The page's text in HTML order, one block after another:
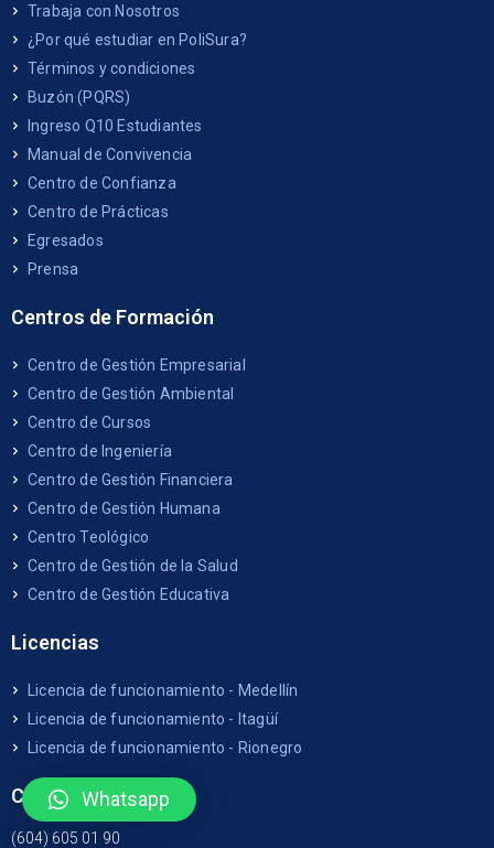
Trabaja con Nosotros
¿Por qué estudiar en PoliSura?
Términos y condiciones
Buzón (PQRS)
Ingreso Q10 Estudiantes
Manual de Convivencia
Centro de Confianza
Centro de Prácticas
Egresados
Prensa
Centros de Formación
Centro de Gestión Empresarial
Centro de Gestión Ambiental
Centro de Cursos
Centro de Ingeniería
Centro de Gestión Financiera
Centro de Gestión Humana
Centro Teológico
Centro de Gestión de la Salud
Centro de Gestión Educativa
Licencias
Licencia de funcionamiento - Medellín
Licencia de funcionamiento - Itagüí
Licencia de funcionamiento - Rionegro
Contáctenos
(604) 605 01 90
Whatsapp